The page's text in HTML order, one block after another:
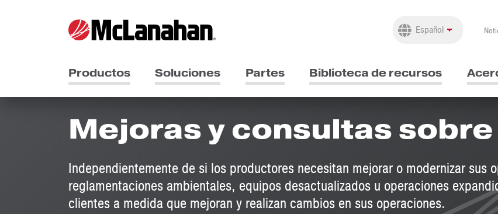
Productos Soluciones Partes Biblioteca de recursos
Mejoras y consultas
Independientemente de si los productores necesitan mejorar o modernizar sus
reglamentaciones ambientales, equipos desactualizados u operaciones
clientes a medida que mejoran y realizan cambios en sus operaciones.